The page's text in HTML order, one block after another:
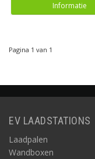
Ondersteunen
Ja. Load balancing
Kan ik kiezen
Kan ik laadsessies
sessies.
Zijn CTEK
Ja. Ze zijn ontworpen
Informatie
Pagina 1 van 1
EV LAADSTATIONS
Laadpalen
Wandboxen